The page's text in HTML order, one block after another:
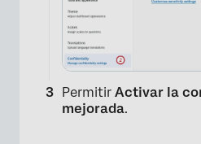
Permitir Activar la
mejorada.